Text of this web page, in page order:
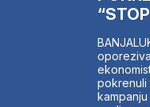
pokrenuli